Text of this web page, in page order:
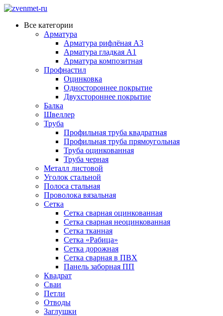
Все категории
Арматура
Арматура рифлёная А3
Арматура гладкая А1
Арматура композитная
Профнастил
Оцинковка
Одностороннее покрытие
Двухстороннее покрытие
Балка
Швеллер
Труба
Профильная труба квадратная
Профильная труба прямоугольная
Труба оцинкованная
Труба черная
Металл листовой
Уголок стальной
Полоса стальная
Проволока вязальная
Сетка
Сетка сварная оцинкованная
Сетка сварная неоцинкованная
Сетка тканная
Сетка «Рабица»
Сетка дорожная
Сетка сварная в ПВХ
Панель заборная ПП
Квадрат
Сваи
Петли
Отводы
Заглушки